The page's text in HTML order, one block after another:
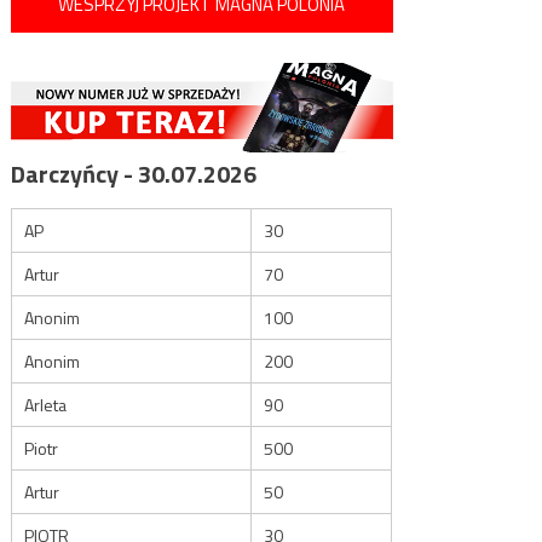
Darczyńcy - 30.07.2026
AP
30
Artur
70
Anonim
100
Anonim
200
Arleta
90
Piotr
500
Artur
50
PIOTR
30